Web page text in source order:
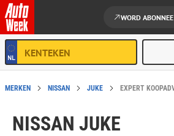
Ga naar de inhoud
WORD ABONNEE
MERKEN NISSAN JUKE
NISSAN JUKE